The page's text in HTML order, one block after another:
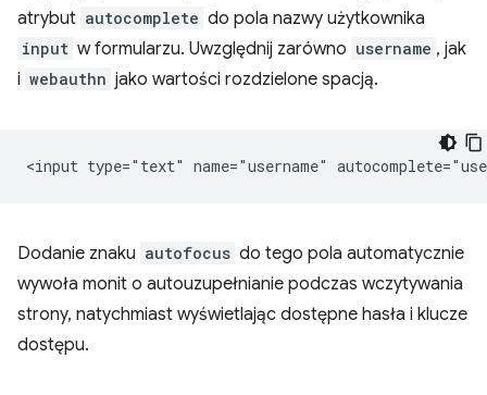
atrybut autocomplete do pola nazwy użytkownika
input w formularzu. Uwzględnij zarówno username , jak
i webauthn jako wartości rozdzielone spacją.
Dodanie znaku autofocus do tego pola automatycznie
wywoła monit o autouzupełnianie podczas wczytywania
strony, natychmiast wyświetlając dostępne hasła i klucze
dostępu.